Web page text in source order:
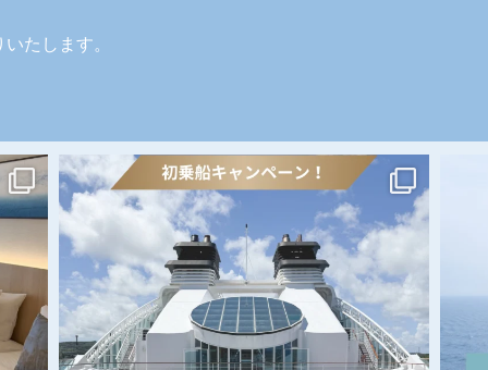
たします。